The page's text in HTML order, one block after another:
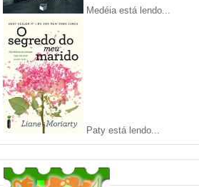
Medéia está lendo...
Paty está lendo...